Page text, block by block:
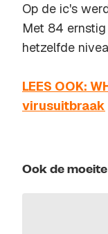
Op de ic's
Met 84
hetzelfde
LEES OOK:
virusuitbraak
Ook de